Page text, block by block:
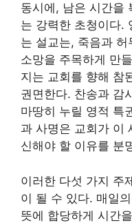
동시에, 남은 시간을
는 강력한 초청이다.
는 설교는, 죽음과 허
소망을 주목하게 만
지는 교회를 향해 참
권면한다. 찬송과 감
마땅히 누릴 영적 특
과 사명은 교회가 이
신해야 할 이유를 분
이러한 다섯 가지 주
이 될 수 있다. 매일
뜻에 합당하게 시간